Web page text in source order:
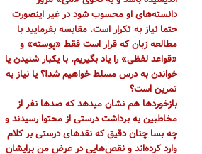
دانسته‌های او محسوب شود در غیر اینصورت
حتما نیاز به تکرار است. مقایسه بفرمایید با
مطالعه زبان که قرار است فقط «پوسته» و
«قواعد لفظی» را یاد بگیریم. با یکبار شنیدن یا
خواندن به درس مسلط خواهیم شد!؟ یا نیاز به
تمرین است؟
بازخوردها هم نشان میدهد که صدها نفر از
مخاطبین به برداشت درستی از محتوا رسیدند و
چه بسا چنان دقیق که نقدهای درستی بر کلام
وارد کرده‌اند و نقص‌هایی در عرض من برایشان